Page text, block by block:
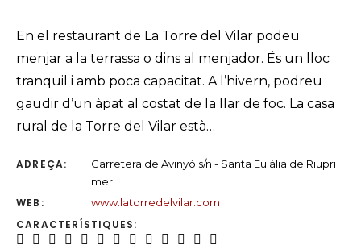
En el restaurant de La Torre del Vilar podeu
menjar a la terrassa o dins al menjador. És un lloc
tranquil i amb poca capacitat. A l’hivern, podreu
gaudir d’un àpat al costat de la llar de foc. La casa
rural de la Torre del Vilar està…
ADREÇA:
Carretera de Avinyó s/n - Santa Eulàlia de Riupri
mer
WEB: www.latorredelvilar.com
CARACTERÍSTIQUES: